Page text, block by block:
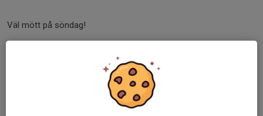
Väl mött på söndag!